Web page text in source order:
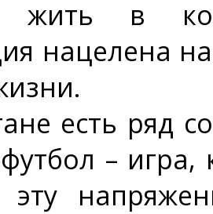
жить в
нацелена
есть ряд
–